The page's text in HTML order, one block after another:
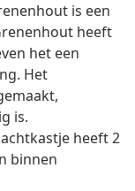
is een
heeft
het een
Het
is.
heeft 2
binnen